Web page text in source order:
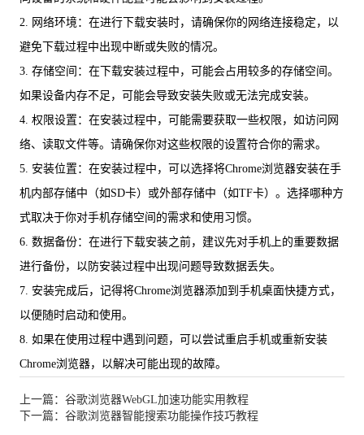
2. 网络环境：在进行下载安装时，请确保你的网络连接稳定，以
避免下载过程中出现中断或失败的情况。
3. 存储空间：在下载安装过程中，可能会占用较多的存储空间。
如果设备内存不足，可能会导致安装失败或无法完成安装。
4. 权限设置：在安装过程中，可能需要获取一些权限，如访问网
络、读取文件等。请确保你对这些权限的设置符合你的需求。
5. 安装位置：在安装过程中，可以选择将Chrome浏览器安装在手
机内部存储中（如SD卡）或外部存储中（如TF卡）。选择哪种方
式取决于你对手机存储空间的需求和使用习惯。
6. 数据备份：在进行下载安装之前，建议先对手机上的重要数据
进行备份，以防安装过程中出现问题导致数据丢失。
7. 安装完成后，记得将Chrome浏览器添加到手机桌面快捷方式，
以便随时启动和使用。
8. 如果在使用过程中遇到问题，可以尝试重启手机或重新安装
Chrome浏览器，以解决可能出现的故障。
上一篇：谷歌浏览器WebGL加速功能实用教程
下一篇：谷歌浏览器智能搜索功能操作技巧教程